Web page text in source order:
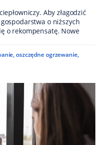
Aby złagodzić
o niższych
o rekompensatę. Nowe
,oszczędne ogrzewanie,